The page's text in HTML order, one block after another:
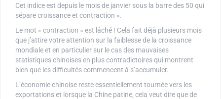
Cet indice est depuis le mois de janvier sous la barre des 50 qui
sépare croissance et contraction ».
Le mot « contraction » est lâché ! Cela fait déjà plusieurs mois
que j’attire votre attention sur la faiblesse de la croissance
mondiale et en particulier sur le cas des mauvaises
statistiques chinoises en plus contradictoires qui montrent
bien que les difficultés commencent à s’accumuler.
L’économie chinoise reste essentiellement tournée vers les
exportations et lorsque la Chine patine, cela veut dire que de